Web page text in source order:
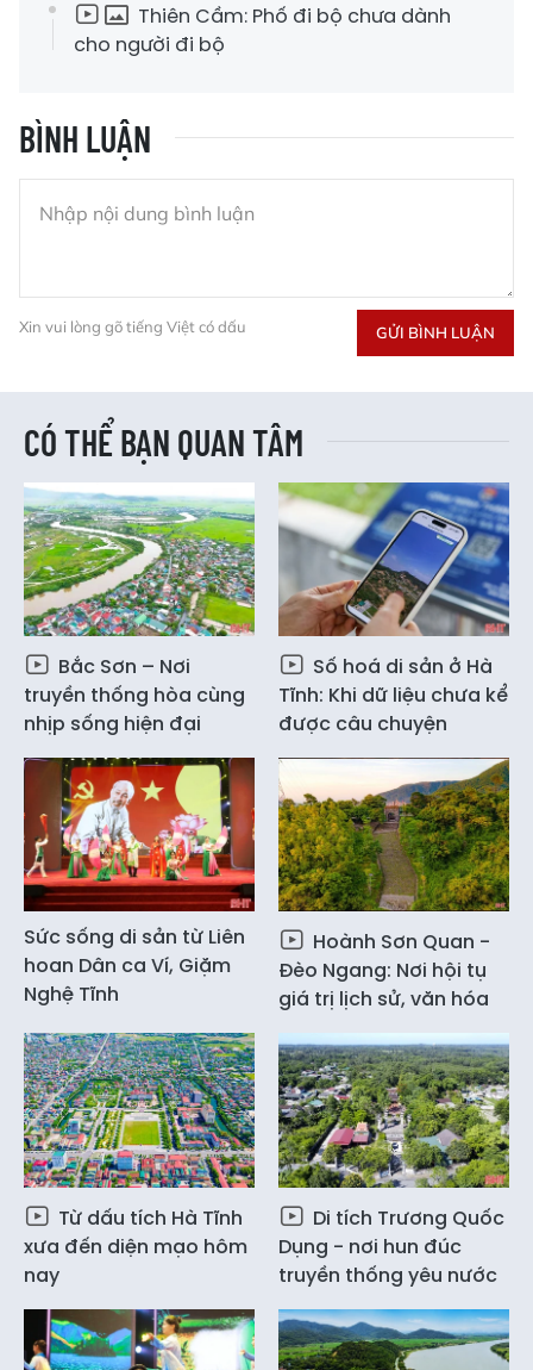
Thiên Cầm: Phố đi bộ chưa dành
cho người đi bộ
BÌNH LUẬN
Xin vui lòng gõ tiếng Việt có dấu GỬI BÌNH LUẬN
CÓ THỂ BẠN QUAN TÂM
Bắc Sơn – Nơi
truyền thống hòa cùng
nhịp sống hiện đại
Số hoá di sản ở Hà
Tĩnh: Khi dữ liệu chưa kể
được câu chuyện
Sức sống di sản từ Liên
hoan Dân ca Ví, Giặm
Nghệ Tĩnh
Hoành Sơn Quan -
Đèo Ngang: Nơi hội tụ
giá trị lịch sử, văn hóa
Từ dấu tích Hà Tĩnh
xưa đến diện mạo hôm
nay
Di tích Trương Quốc
Dụng - nơi hun đúc
truyền thống yêu nước